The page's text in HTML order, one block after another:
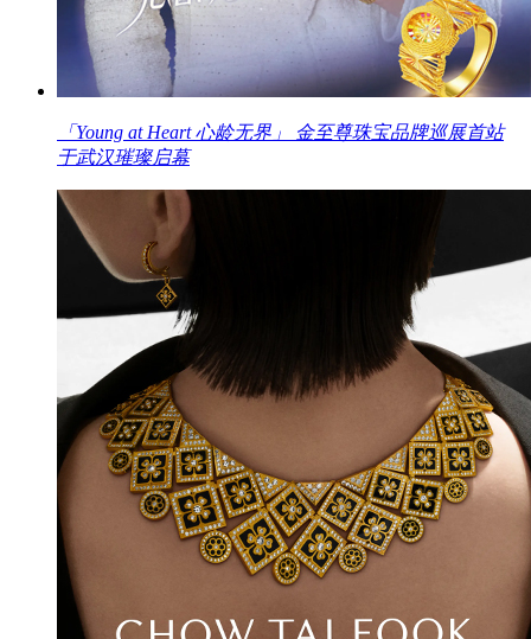
「Young at Heart 心龄无界」 金至尊珠宝品牌巡展首站
于武汉璀璨启幕